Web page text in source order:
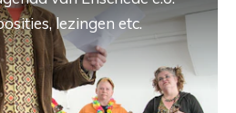
lezingen etc.